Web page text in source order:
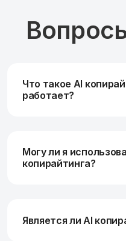
Что такое AI
работает?
Могу ли я
копирайтинга?
Является ли AI